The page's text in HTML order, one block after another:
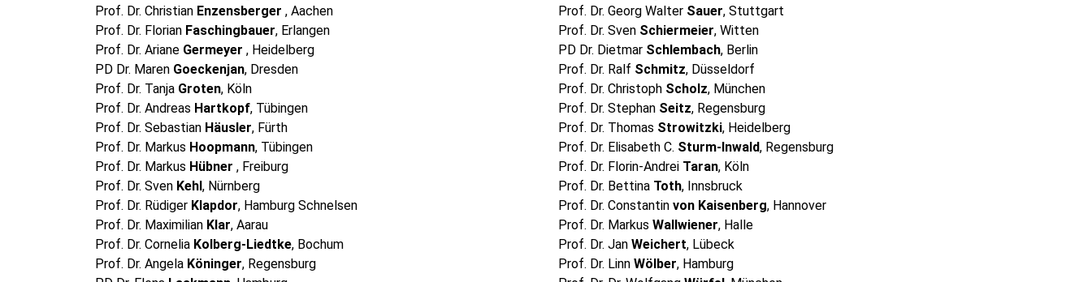
Prof. Dr. Christian Enzensberger , Aachen
Prof. Dr. Florian Faschingbauer, Erlangen
Prof. Dr. Ariane Germeyer , Heidelberg
PD Dr. Maren Goeckenjan, Dresden
Prof. Dr. Tanja Groten, Köln
Prof. Dr. Andreas Hartkopf, Tübingen
Prof. Dr. Sebastian Häusler, Fürth
Prof. Dr. Markus Hoopmann, Tübingen
Prof. Dr. Markus Hübner , Freiburg
Prof. Dr. Sven Kehl, Nürnberg
Prof. Dr. Rüdiger Klapdor, Hamburg Schnelsen
Prof. Dr. Maximilian Klar, Aarau
Prof. Dr. Cornelia Kolberg-Liedtke, Bochum
Prof. Dr. Angela Köninger, Regensburg
Prof. Dr. Georg Walter Sauer, Stuttgart
Prof. Dr. Sven Schiermeier, Witten
PD Dr. Dietmar Schlembach, Berlin
Prof. Dr. Ralf Schmitz, Düsseldorf
Prof. Dr. Christoph Scholz, München
Prof. Dr. Stephan Seitz, Regensburg
Prof. Dr. Thomas Strowitzki, Heidelberg
Prof. Dr. Elisabeth C. Sturm-Inwald, Regensburg
Prof. Dr. Florin-Andrei Taran, Köln
Prof. Dr. Bettina Toth, Innsbruck
Prof. Dr. Constantin von Kaisenberg, Hannover
Prof. Dr. Markus Wallwiener, Halle
Prof. Dr. Jan Weichert, Lübeck
Prof. Dr. Linn Wölber, Hamburg